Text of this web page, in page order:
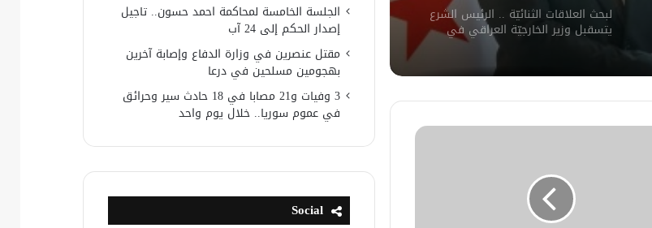
لبحث العلاقات الثنائيّة .. الرئيس الشرع
يتسقبل وزير الخارجيّة العراقي في
سوريا.. الهيئة الألمانيّة تنظم فعاليّة
القنصليّة .. أمريكا تمنح الاعتماد القنصلي
للسفارة السوريّة في واشنطن.
الجلسة الخامسة لمحاكمة احمد حسون.. تاجيل
إصدار الحكم إلى 24 آب
مقتل عنصرين في وزارة الدفاع وإصابة آخرين
بهجومين مسلحين في درعا
3 وفيات و21 مصابا في 18 حادث سير وحرائق
في عموم سوريا.. خلال يوم واحد
Social